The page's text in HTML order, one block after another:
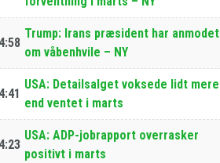
Trump: Irans præsident har anmodet
om våbenhvile – NY
USA: Detailsalget voksede lidt mere
end ventet i marts
USA: ADP-jobrapport overrasker
positivt i marts